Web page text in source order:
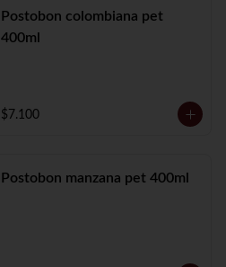
Postobon colombiana pet
400ml
$7.100
Postobon manzana pet 400ml